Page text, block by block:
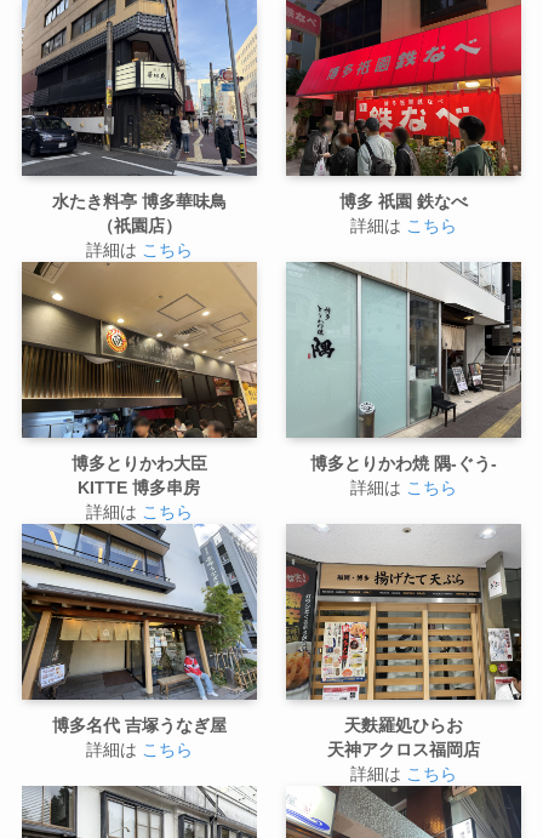
水たき料亭 博多華味鳥
（祇園店）
詳細は こちら
博多 祇園 鉄なべ
詳細は こちら
博多とりかわ大臣
KITTE 博多串房
詳細は こちら
博多とりかわ焼 隅-ぐう-
詳細は こちら
博多名代 吉塚うなぎ屋
詳細は こちら
天麩羅処ひらお
天神アクロス福岡店
詳細は こちら